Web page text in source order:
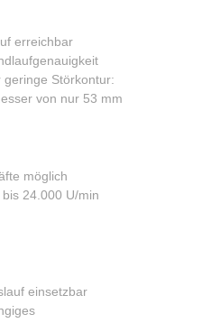
erreichbar
geringe Störkontur:
von nur 53 mm
möglich
24.000 U/min
einsetzbar